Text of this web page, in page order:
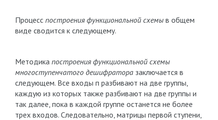
Процесспостроения функциональной схемыв общем
виде сводится к следующему.
Методикапостроения функциональной схемы
многоступенчатого дешифраторазаключается в
следующем. Все входы п разбивают на две группы,
каждую из которых также разбивают на две группы и
так далее, пока в каждой группе останется не более
трех входов. Следовательно, матрицы первой ступени,